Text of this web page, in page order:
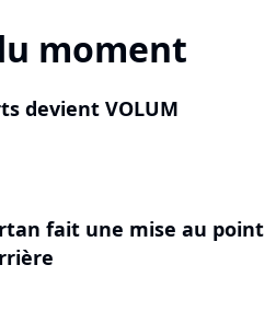
moment
devient VOLUM
fait une mise au point